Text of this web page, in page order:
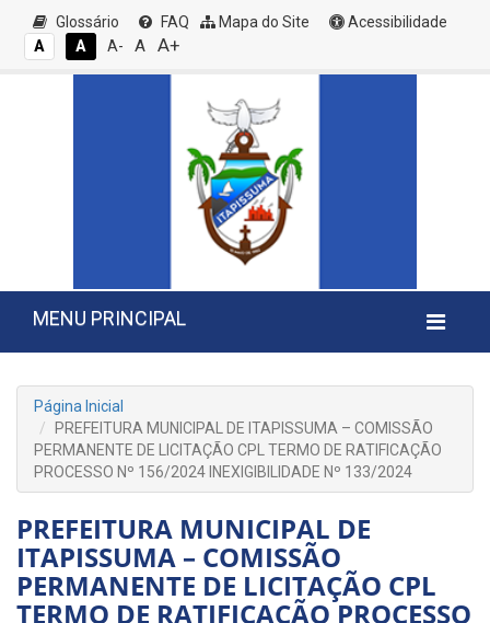
Glossário FAQ Mapa do Site
Acessibilidade
A
A A- A A+
MENU PRINCIPAL
Página Inicial
PREFEITURA MUNICIPAL DE ITAPISSUMA – COMISSÃO
PERMANENTE DE LICITAÇÃO CPL TERMO DE RATIFICAÇÃO
PROCESSO Nº 156/2024 INEXIGIBILIDADE Nº 133/2024
PREFEITURA MUNICIPAL DE
ITAPISSUMA – COMISSÃO
PERMANENTE DE LICITAÇÃO CPL
TERMO DE RATIFICAÇÃO PROCESSO